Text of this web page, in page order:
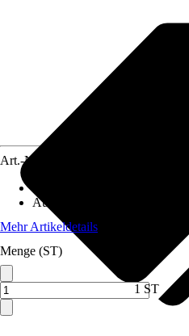
Art.-Nr.
Ausführung
Handmuster,
Mehr Artikeldetails
Menge (ST)
1 ST